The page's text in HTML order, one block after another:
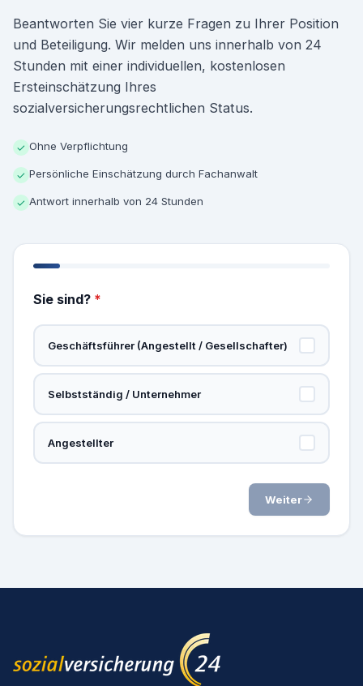
Beantworten Sie vier kurze Fragen zu Ihrer Position
und Beteiligung. Wir melden uns innerhalb von 24
Stunden mit einer individuellen, kostenlosen
Ersteinschätzung Ihres
sozialversicherungsrechtlichen Status.
✓ Ohne Verpflichtung
✓ Persönliche Einschätzung durch Fachanwalt
✓ Antwort innerhalb von 24 Stunden
Sie sind? *
Geschäftsführer (Angestellt / Gesellschafter)
Selbstständig / Unternehmer
Angestellter
Weiter